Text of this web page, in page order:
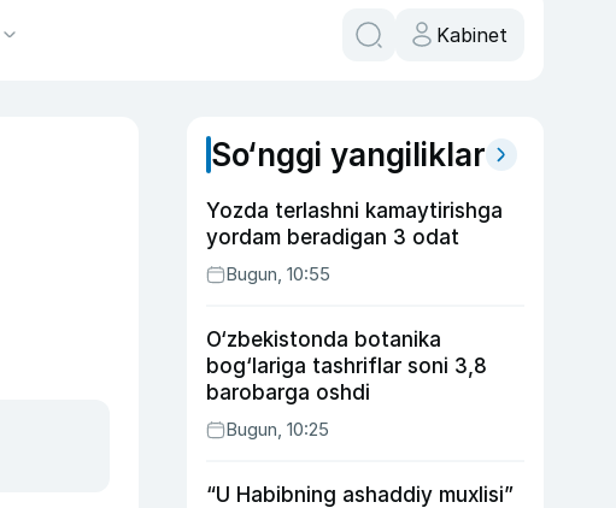
Kabinet
So‘nggi yangiliklar
Yozda terlashni kamaytirishga
yordam beradigan 3 odat
Bugun, 10:55
O‘zbekistonda botanika
bog‘lariga tashriflar soni 3,8
barobarga oshdi
Bugun, 10:25
“U Habibning ashaddiy muxlisi”